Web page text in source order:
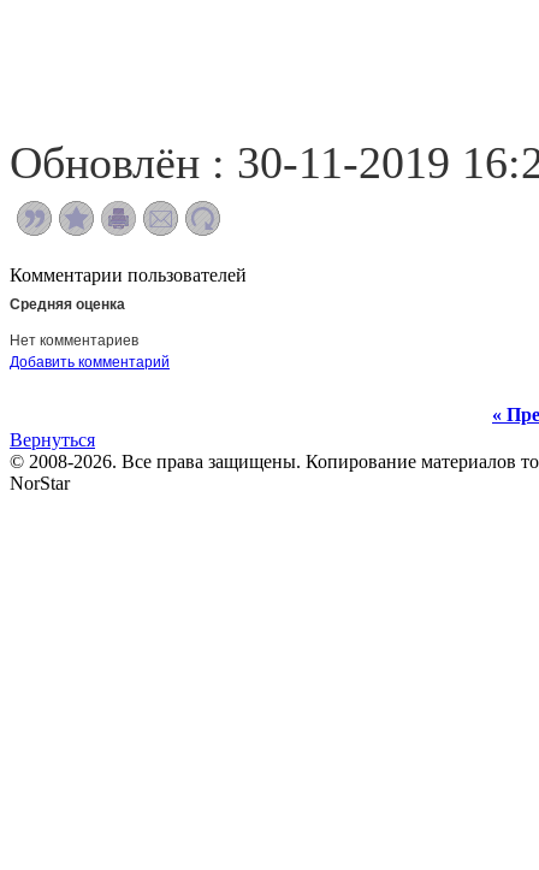
Обновлён : 30-11-2019
Комментарии пользователей
Средняя оценка
Нет комментариев
Добавить комментарий
«
Вернуться
© 2008-2026. Все права защищены. Копирование материалов
NorStar